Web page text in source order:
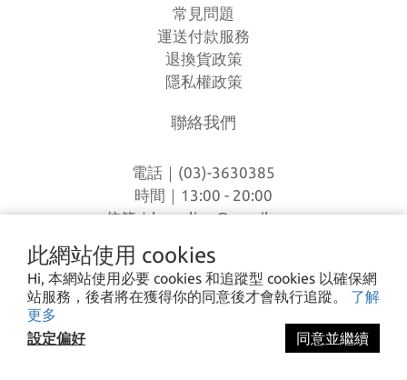
此網站使用 cookies
Hi, 本網站使用必要 cookies 和追蹤型 cookies 以確保網
站服務，後者將在獲得你的同意後才會執行追蹤。 了解
更多
設定偏好
同意並繼續
常見問題
運送付款服務
退換貨政策
隱私權政策
聯絡我們
電話｜(03)-3630385
時間｜13:00 - 20:00
信箱｜loverlien@gmail.com
地址｜桃園市八德區和平路1168巷7號
I CA PING ©2023 愛露愛玩 All rights reserved.